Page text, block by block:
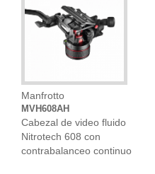
Manfrotto
MVH608AH
Cabezal de video fluido
Nitrotech 608 con
contrabalanceo continuo